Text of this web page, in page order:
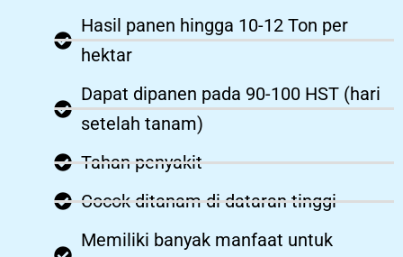
Hasil panen hingga 10-12 Ton per
hektar
Dapat dipanen pada 90-100 HST (hari
setelah tanam)
Tahan penyakit
Cocok ditanam di dataran tinggi
Memiliki banyak manfaat untuk